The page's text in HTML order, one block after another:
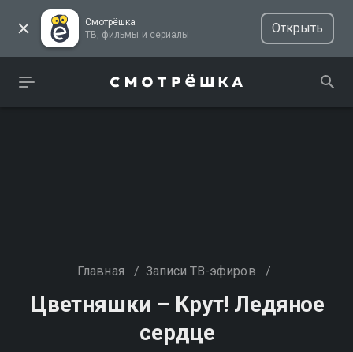
Смотрёшка
ТВ, фильмы и сериалы
Открыть
Главная / Записи ТВ-эфиров /
Цветняшки – Крут! Ледяное
сердце